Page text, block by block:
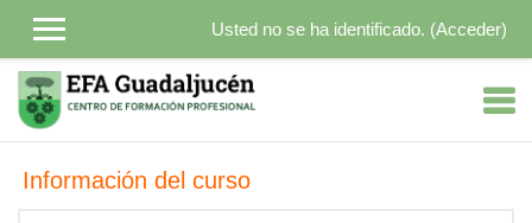
Usted no se ha identificado. (Acceder)
Información del curso